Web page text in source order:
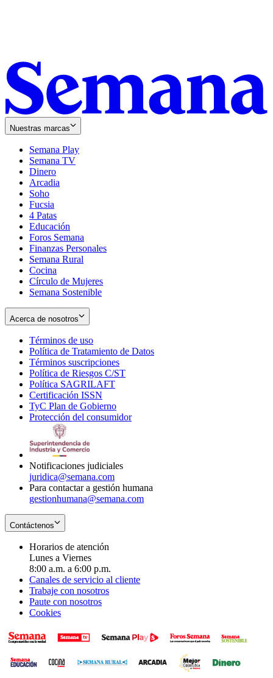
Nuestras marcas
Semana Play
Semana TV
Dinero
Arcadia
Soho
in
new
window
Fucsia
in
new
window
4 Patas
Educación
Foros Semana
Finanzas Personales
Semana Rural
Cocina
Círculo de Mujeres
Semana Sostenible
Acerca de nosotros
Términos de uso
in
new
window
Política de Tratamiento de Datos
Términos suscripciones
in
Política de Riesgos C/ST
Política SAGRILAFT
new
window
Certificación ISSN
in
new
TyC Plan de Gobierno
in
Protección del consumidorOpens
Notificaciones judiciales
juridica@semana.com
Para contactar a gestión humana
gestionhumana@semana.com
Contáctenos
Horarios de atención
Lunes a Viernes
8:00 a.m. a 6:00 p.m.
Canales de servicio al cliente
Trabaje con nosotros
Paute con nosotros
Cookies